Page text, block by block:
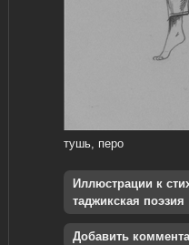
тушь, перо
Иллюстрации к
таджикская поэзия
Добавить